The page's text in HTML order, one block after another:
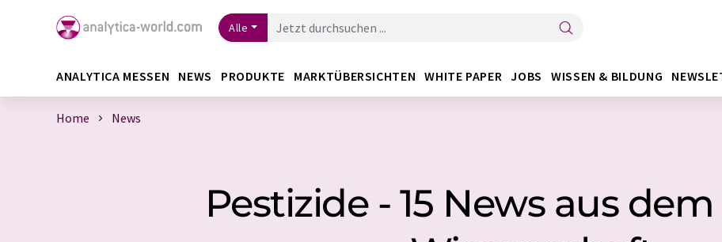
Alle
ANALYTICA MESSEN NEWS PRODUKTE MARKTÜBERSICHTEN WHITE PAPER JOBS WISSEN & BILDUNG
Home News
Pestizide - 15 News aus